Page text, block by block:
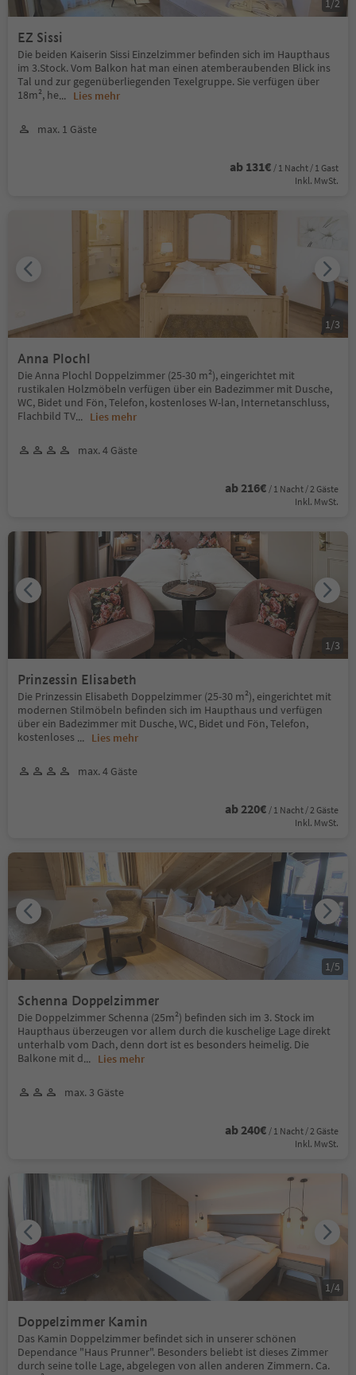
EZ Sissi
Die beiden Kaiserin Sissi Einzelzimmer befinden sich im Haupthaus
im 3.Stock. Vom Balkon hat man einen atemberaubenden Blick ins
Tal und zur gegenüberliegenden Texelgruppe. Sie verfügen über
18m², he... Lies mehr
max. 1 Gäste
ab 131€ / 1 Nacht / 1 Gast
Inkl. MwSt.
Anna Plochl
Die Anna Plochl Doppelzimmer (25-30 m²), eingerichtet mit
rustikalen Holzmöbeln verfügen über ein Badezimmer mit Dusche,
WC, Bidet und Fön, Telefon, kostenloses W-lan, Internetanschluss,
Flachbild TV... Lies mehr
max. 4 Gäste
ab 216€ / 1 Nacht / 2 Gäste
Inkl. MwSt.
1 /3
Prinzessin Elisabeth
Die Prinzessin Elisabeth Doppelzimmer (25-30 m²), eingerichtet mit
modernen Stilmöbeln befinden sich im Haupthaus und verfügen
über ein Badezimmer mit Dusche, WC, Bidet und Fön, Telefon,
kostenloses ... Lies mehr
max. 4 Gäste
ab 220€ / 1 Nacht / 2 Gäste
Inkl. MwSt.
1 /3
Schenna Doppelzimmer
Die Doppelzimmer Schenna (25m²) befinden sich im 3. Stock im
Haupthaus überzeugen vor allem durch die kuschelige Lage direkt
unterhalb vom Dach, denn dort ist es besonders heimelig. Die
Balkone mit d... Lies mehr
max. 3 Gäste
ab 240€ / 1 Nacht / 2 Gäste
Inkl. MwSt.
1 /5
Doppelzimmer Kamin
Das Kamin Doppelzimmer befindet sich in unserer schönen
Dependance "Haus Prunner". Besonders beliebt ist dieses Zimmer
durch seine tolle Lage, abgelegen von allen anderen Zimmern. Ca.
1 /4